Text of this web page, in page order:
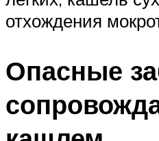
отхождения
Опасные